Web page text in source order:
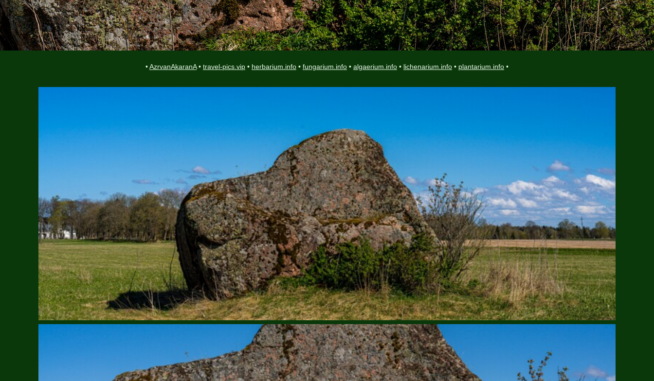
•AzrvanAkaranA• travel-pics.vip • herbarium.info • fungarium.info • algaerium.info • lichenarium.info • plantarium.info •